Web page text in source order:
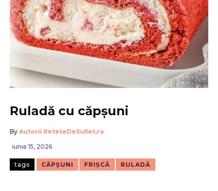
Ruladă cu căpșuni
By Autorii ReteteDeSuflet.ro
iunie 15, 2026
tags CĂPȘUNI FRIȘCĂ RULADĂ